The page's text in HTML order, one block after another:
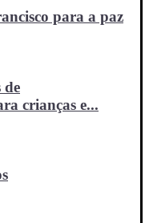
para a paz
de
crianças e...